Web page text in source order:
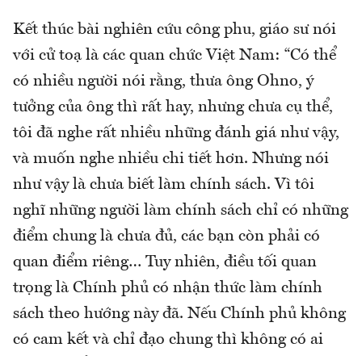
Kết thúc bài nghiên cứu công phu, giáo sư nói
với cử toạ là các quan chức Việt Nam: “Có thể
có nhiều người nói rằng, thưa ông Ohno, ý
tưởng của ông thì rất hay, nhưng chưa cụ thể,
tôi đã nghe rất nhiều những đánh giá như vậy,
và muốn nghe nhiều chi tiết hơn. Nhưng nói
như vậy là chưa biết làm chính sách. Vì tôi
nghĩ những người làm chính sách chỉ có những
điểm chung là chưa đủ, các bạn còn phải có
quan điểm riêng… Tuy nhiên, điều tối quan
trọng là Chính phủ có nhận thức làm chính
sách theo hướng này đã. Nếu Chính phủ không
có cam kết và chỉ đạo chung thì không có ai